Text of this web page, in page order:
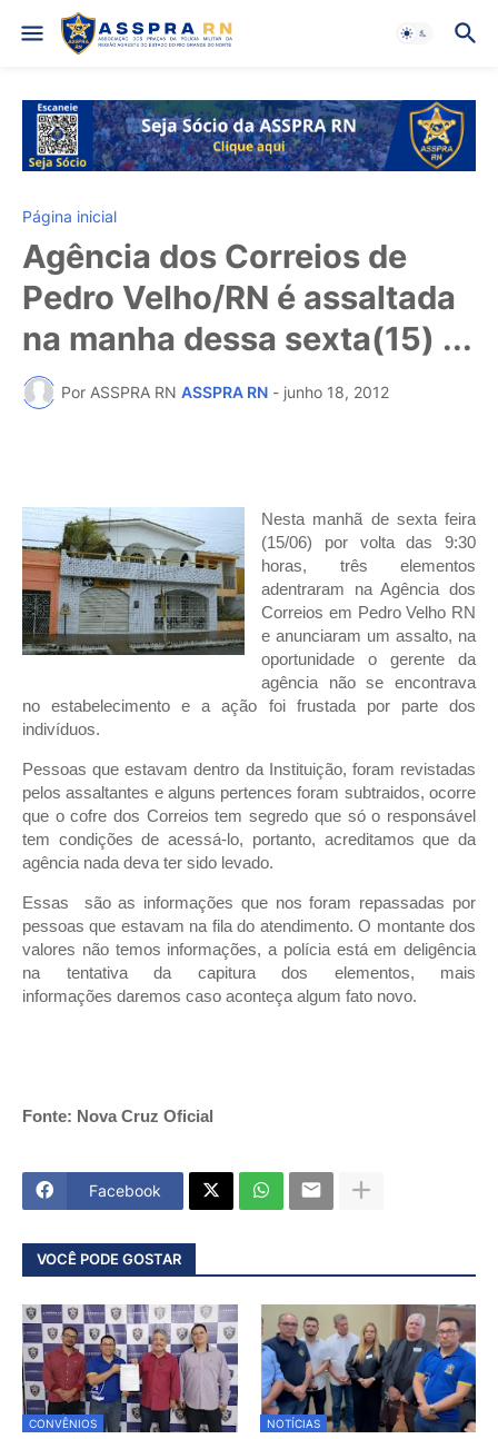
Página inicial
Agência dos Correios de
Pedro Velho/RN é assaltada
na manha dessa sexta(15) ...
Por ASSPRA RN ASSPRA RN - junho 18, 2012
Nesta manhã de sexta feira
(15/06) por volta das 9:30
horas, três elementos
adentraram na Agência dos
Correios em Pedro Velho RN
e anunciaram um assalto, na
oportunidade o gerente da
agência não se encontrava
no estabelecimento e a ação foi frustada por parte dos
indivíduos.
Pessoas que estavam dentro da Instituição, foram revistadas
pelos assaltantes e alguns pertences foram subtraidos, ocorre
que o cofre dos Correios tem segredo que só o responsável
tem condições de acessá-lo, portanto, acreditamos que da
agência nada deva ter sido levado.
Essas são as informações que nos foram repassadas por
pessoas que estavam na fila do atendimento. O montante dos
valores não temos informações, a polícia está em deligência
na tentativa da capitura dos elementos, mais
informações daremos caso aconteça algum fato novo.
Fonte: Nova Cruz Oficial
Facebook
VOCÊ PODE GOSTAR
CONVÊNIOS NOTÍCIAS